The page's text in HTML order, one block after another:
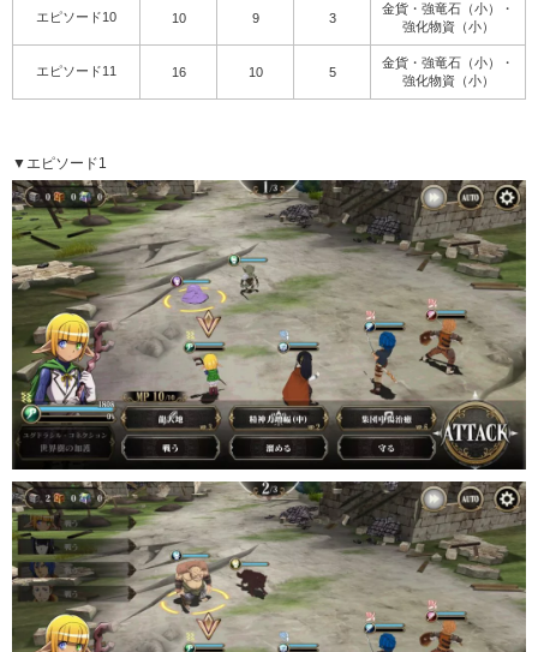
エピソード10 10 9 3
金貨・強竜石（小）・
強化物資（小）
エピソード11 16 10 5
金貨・強竜石（小）・
強化物資（小）
▼エピソード1